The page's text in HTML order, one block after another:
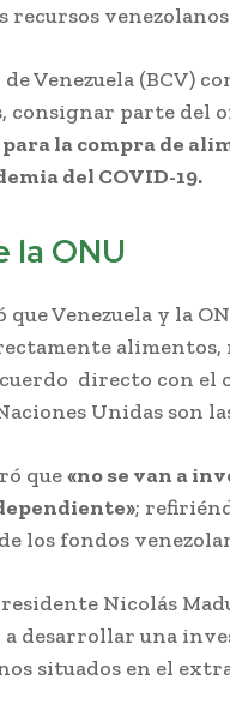
recursos
Venezuela (BCV)
consignar parte del
para la compra de
del COVID-19.
la ONU
que Venezuela y la
alimentos,
directo con
Unidas son
que«no se van a
;
los fondos
Nicolás
a desarrollar una
situados en el